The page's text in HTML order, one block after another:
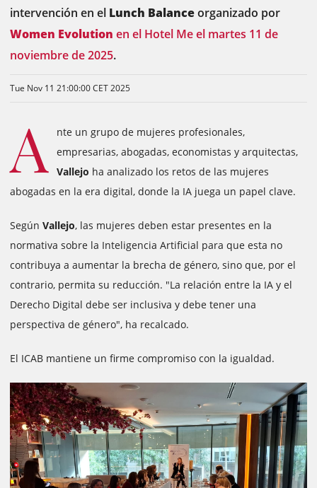
intervención en el Lunch Balanceorganizado por
Women Evolution en el Hotel Me el martes 11 de
noviembre de 2025.
Tue Nov 11 21:00:00 CET 2025
A
nte un grupo de mujeres profesionales,
empresarias, abogadas, economistas y arquitectas,
Vallejo ha analizado los retos de las mujeres
abogadas en la era digital, donde la IA juega un papel clave.
Según Vallejo, las mujeres deben estar presentes en la
normativa sobre la Inteligencia Artificial para que esta no
contribuya a aumentar la brecha de género, sino que, por el
contrario, permita su reducción. "La relación entre la IA y el
Derecho Digital debe ser inclusiva y debe tener una
perspectiva de género", ha recalcado.
El ICAB mantiene un firme compromiso con la igualdad.